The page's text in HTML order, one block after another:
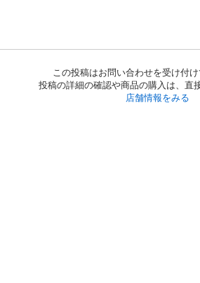
この投稿はお問い合わせを受け付け
投稿の詳細の確認や商品の購入は、直
店舗情報をみる